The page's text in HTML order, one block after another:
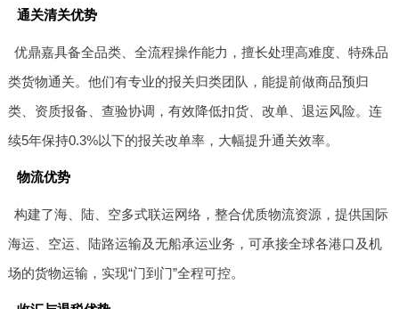
通关清关优势
优鼎嘉具备全品类、全流程操作能力，擅长处理高难度、特殊品
类货物通关。他们有专业的报关归类团队，能提前做商品预归
类、资质报备、查验协调，有效降低扣货、改单、退运风险。连
续5年保持0.3%以下的报关改单率，大幅提升通关效率。
物流优势
构建了海、陆、空多式联运网络，整合优质物流资源，提供国际
海运、空运、陆路运输及无船承运业务，可承接全球各港口及机
场的货物运输，实现“门到门”全程可控。